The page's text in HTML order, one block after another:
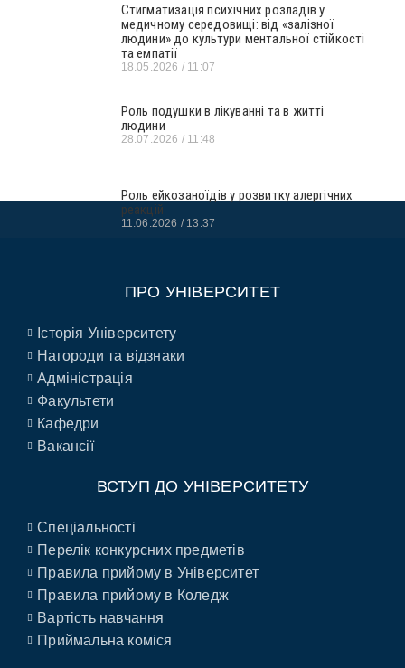
Стигматизація психічних розладів у
медичному середовищі: від «залізної
людини» до культури ментальної стійкості
та емпатії
18.05.2026 11:07
Роль подушки в лікуванні та в житті
людини
28.07.2026 11:48
Роль ейкозаноїдів у розвитку алергічних
реакцій
11.06.2026 13:37
ПРО УНІВЕРСИТЕТ
Історія Університету
Нагороди та відзнаки
Адміністрація
Факультети
Кафедри
Вакансії
ВСТУП ДО УНІВЕРСИТЕТУ
Спеціальності
Перелік конкурсних предметів
Правила прийому в Університет
Правила прийому в Коледж
Вартість навчання
Приймальна коміся